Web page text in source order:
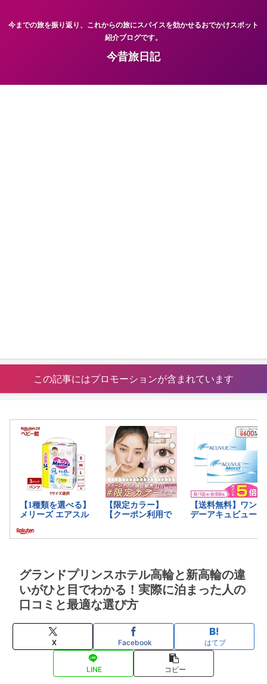
今までの旅を振り返り、これからの旅にスパイスを効かせるおでかけスポット
紹介ブログです。
今昔旅日記
この記事にはプロモーションが含まれています
グランドプリンスホテル高輪と新高輪の違
いがひと目でわかる！実際に泊まった人の
口コミと最適な選び方
X Facebook はてブ
LINE コピー